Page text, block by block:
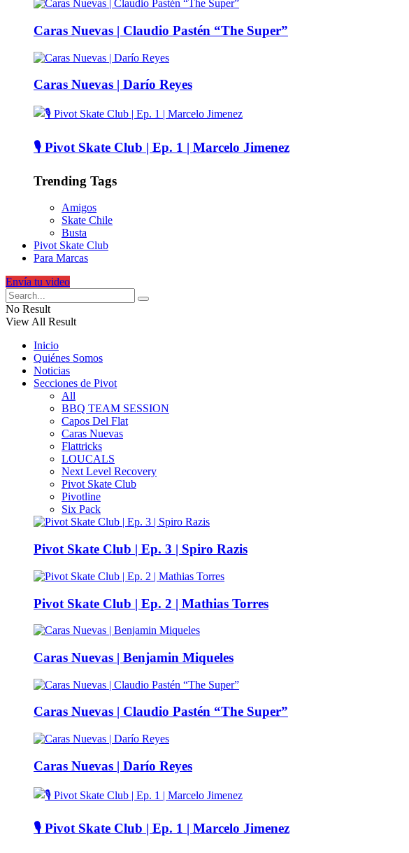
Caras Nuevas | Claudio Pastén “The Super”
Caras Nuevas | Darío Reyes
🎙️ Pivot Skate Club | Ep. 1 | Marcelo Jimenez
Trending Tags
Amigos
Skate Chile
Busta
Pivot Skate Club
Para Marcas
Envía tu video
No Result
View All Result
Inicio
Quiénes Somos
Noticias
Secciones de Pivot
All
BBQ TEAM SESSION
Capos Del Flat
Caras Nuevas
Flattricks
LOUCALS
Next Level Recovery
Pivot Skate Club
Pivotline
Six Pack
Pivot Skate Club | Ep. 3 | Spiro Razis
Pivot Skate Club | Ep. 2 | Mathias Torres
Caras Nuevas | Benjamin Miqueles
Caras Nuevas | Claudio Pastén “The Super”
Caras Nuevas | Darío Reyes
🎙️ Pivot Skate Club | Ep. 1 | Marcelo Jimenez